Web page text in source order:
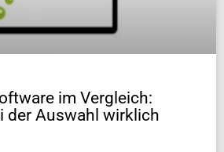
im Vergleich:
der Auswahl wirklich